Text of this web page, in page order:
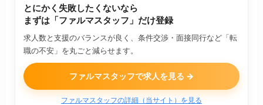
とにかく失敗したくないなら
まずは「ファルマスタッフ」だけ登録
求人数と支援のバランスが良く、条件交渉・面接同行など「転
職の不安」を丸ごと減らせます。
ファルマスタッフで求人を見る →
ファルマスタッフの詳細（当サイト）を見る